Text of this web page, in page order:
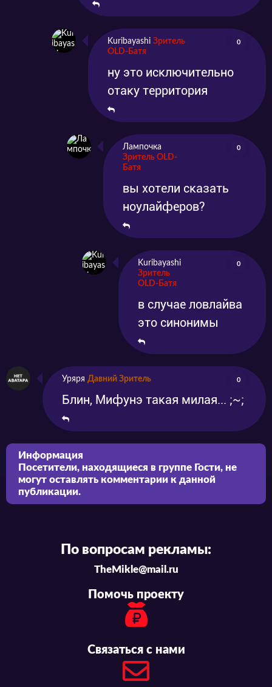
Kuribayashi Зритель
OLD-Батя
0
ну это исключительно
отаку территория
Лампочка
Зритель OLD-
Батя
0
вы хотели сказать
ноулайферов?
Kuribayashi
Зритель
OLD-Батя
0
в случае ловлайва
это синонимы
Уряря Давний Зритель 0
Блин, Мифунэ такая милая... ;~;
Информация
Посетители, находящиеся в группе Гости, не
могут оставлять комментарии к данной
публикации.
По вопросам рекламы:
TheMikle@mail.ru
Помочь проекту
Связаться с нами